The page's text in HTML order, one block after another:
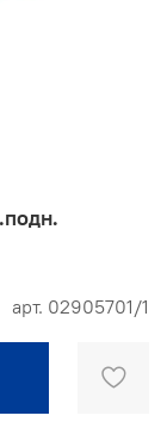
арт. 02905701/1